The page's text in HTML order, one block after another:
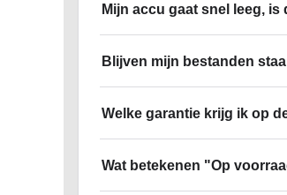
Mijn accu gaat snel leeg,
Blijven mijn bestanden
Welke garantie krijg ik op
Wat betekenen "Op